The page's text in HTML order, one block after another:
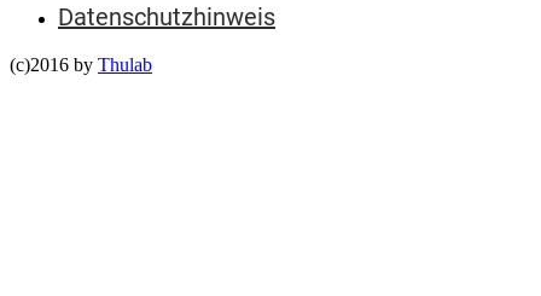
Datenschutzhinweis
(c)2016 by Thulab